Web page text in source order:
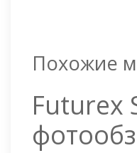
Похожие
Futurex